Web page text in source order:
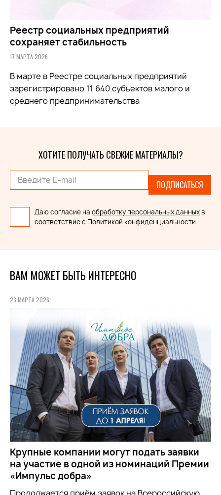
Реестр социальных предприятий
сохраняет стабильность
17 МАРТА 2026
В марте в Реестре социальных предприятий
зарегистрировано 11 640 субъектов малого и
среднего предпринимательства
ХОТИТЕ ПОЛУЧАТЬ СВЕЖИЕ МАТЕРИАЛЫ?
ПОДПИСАТЬСЯ
Даю согласие на обработку персональных данных в
соответствие с Политикой конфиденциальности
ВАМ МОЖЕТ БЫТЬ ИНТЕРЕСНО
23 МАРТА 2026
Крупные компании могут подать заявки
на участие в одной из номинаций Премии
«Импульс добра»
Продолжается приём заявок на Всероссийскую